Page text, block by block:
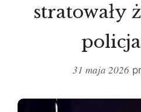
stratowały
31 maja 2026